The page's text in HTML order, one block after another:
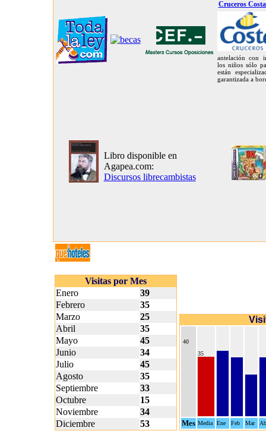
Cruceros
antelación con
los niños sólo
están
garantizada a
Libro disponible en
Agapea.com:
Discursos librecambistas
Visitas por Mes
Enero
39
Febrero
35
Marzo
25
Abril
35
Mayo
45
Junio
34
Julio
45
Agosto
35
Septiembre
33
Octubre
15
Noviembre
34
Diciembre
53
40
35
Mes Media Ene Feb Mar